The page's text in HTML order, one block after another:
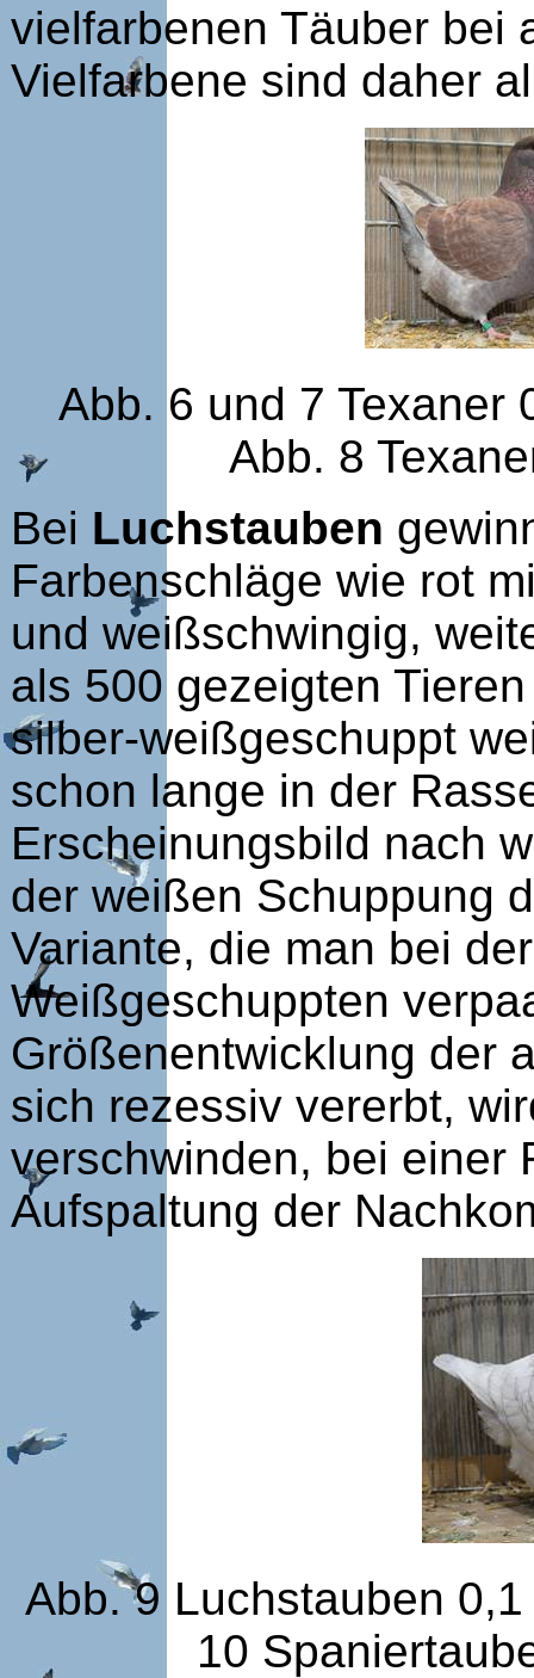
vielfarbenen Täuber bei
Vielfarbene sind daher
Abb. 6 und 7 Texaner
Abb. 8
Bei Luchstauben
Farbenschläge wie rot
und weißschwingig,
als 500 gezeigten
silber-weißgeschuppt
schon lange in der
Erscheinungsbild nach
der weißen Schuppung
Variante, die man bei
Weißgeschuppten
Größenentwicklung der
sich rezessiv vererbt,
verschwinden, bei einer
Aufspaltung der
Abb. 9 Luchstauben
10